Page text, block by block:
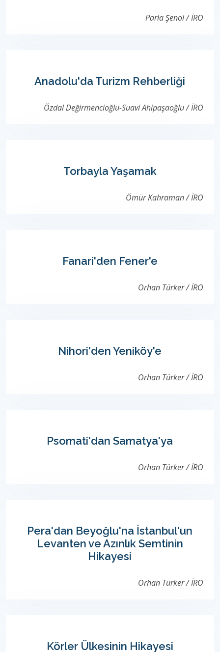
Parla Şenol / İRO
Anadolu'da Turizm Rehberliği
Özdal Değirmencioğlu-Suavi Ahipaşaoğlu / İRO
Torbayla Yaşamak
Ömür Kahraman / İRO
Fanari'den Fener'e
Orhan Türker / İRO
Nihori'den Yeniköy'e
Orhan Türker / İRO
Psomati'dan Samatya'ya
Orhan Türker / İRO
Pera'dan Beyoğlu'na İstanbul'un
Levanten ve Azınlık Semtinin
Hikayesi
Orhan Türker / İRO
Körler Ülkesinin Hikayesi